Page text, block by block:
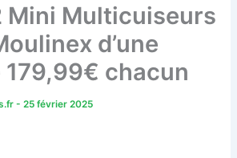
Mini Multicuiseurs
d’une
179,99€ chacun
-25 février 2025